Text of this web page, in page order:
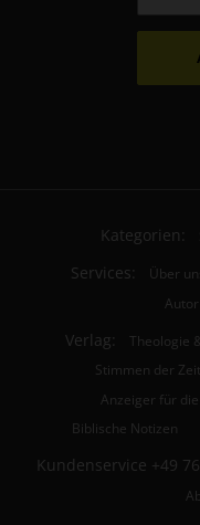
Kategorien:
Services: Über
Verlag: Theologie
Stimmen der Zeit
Anzeiger für
Biblische Notizen
Kundenservice +49